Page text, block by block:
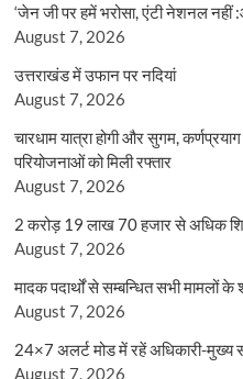
‘जेन जी पर हमें भरोसा, एंटी नेशनल
August 7, 2026
उत्तराखंड में उफान पर नदियां
August 7, 2026
चारधाम यात्रा होगी और सुगम,
परियोजनाओं को मिली रफ्तार
August 7, 2026
2 करोड़ 19 लाख 70 हजार से अधिक
August 7, 2026
मादक पदार्थों से सम्बन्धित सभी मामलों के
August 7, 2026
24×7 अलर्ट मोड में रहें अधिकारी-मुख्य
August 7, 2026